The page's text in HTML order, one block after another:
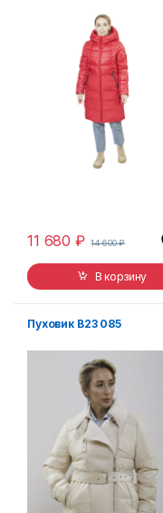
11 680₽ 14 600₽
В корзину
Пуховик В23 085